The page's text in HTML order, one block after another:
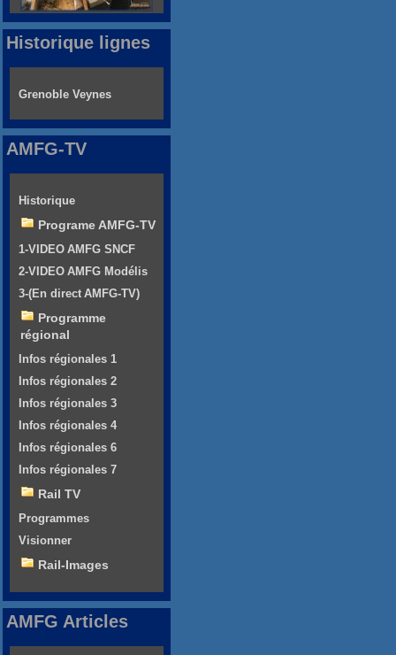
Historique lignes
Grenoble Veynes
AMFG-TV
Historique
Programe AMFG-TV
1-VIDEO AMFG SNCF
2-VIDEO AMFG Modélis
3-(En direct AMFG-TV)
Programme
régional
Infos régionales 1
Infos régionales 2
Infos régionales 3
Infos régionales 4
Infos régionales 6
Infos régionales 7
Rail TV
Programmes
Visionner
Rail-Images
AMFG Articles